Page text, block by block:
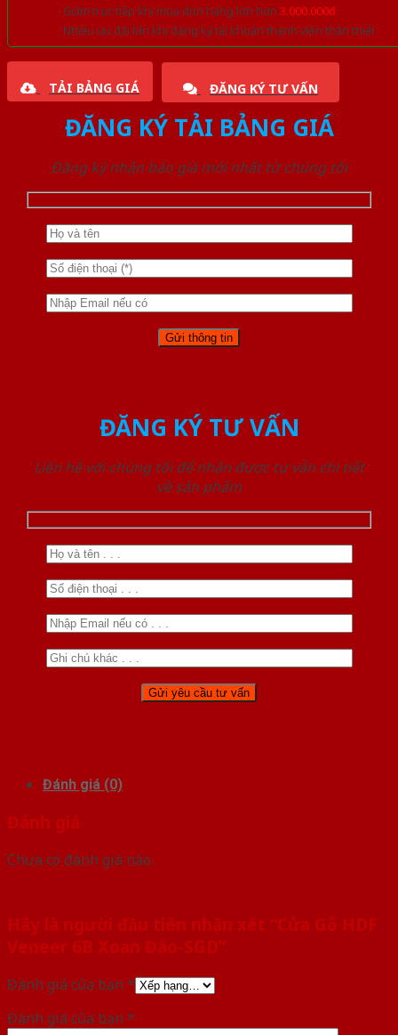
Giảm trực tiếp khi mua đơn hàng lớn hơn 3.000.000đ
Nhiều ưu đãi lớn khi đăng ký tài khoản thành viên thân thiết
TẢI BẢNG GIÁ ĐĂNG KÝ TƯ VẤN
ĐĂNG KÝ TẢI BẢNG GIÁ
Đăng ký nhận báo giá mới nhất từ chúng tôi
ĐĂNG KÝ TƯ VẤN
Liên hệ với chúng tôi để nhận được tư vấn chi tiết
về sản phẩm
Đánh giá (0)
Đánh giá
Chưa có đánh giá nào.
Hãy là người đầu tiên nhận xét “Cửa Gỗ HDF
Veneer 6B Xoan Đào-SGD”
Đánh giá của bạn *
Đánh giá của bạn *